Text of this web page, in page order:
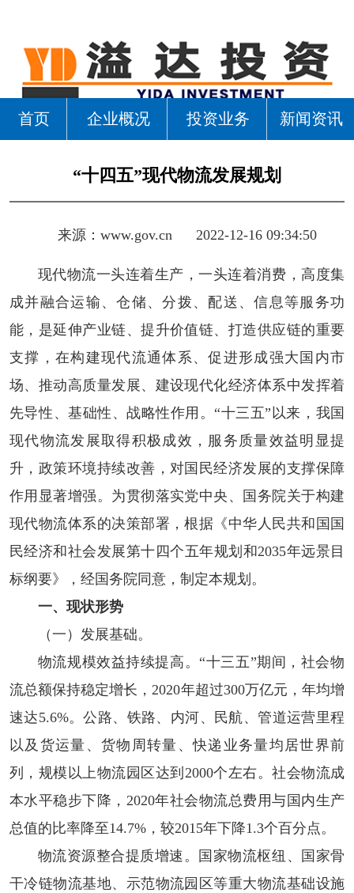
首页 企业概况 投资业务 新闻资讯
“十四五”现代物流发展规划
来源： www.gov.cn 2022-12-16 09:34:50
现代物流一头连着生产，一头连着消费，高度集
成并融合运输、仓储、分拨、配送、信息等服务功
能，是延伸产业链、提升价值链、打造供应链的重要
支撑，在构建现代流通体系、促进形成强大国内市
场、推动高质量发展、建设现代化经济体系中发挥着
先导性、基础性、战略性作用。“十三五”以来，我国
现代物流发展取得积极成效，服务质量效益明显提
升，政策环境持续改善，对国民经济发展的支撑保障
作用显著增强。为贯彻落实党中央、国务院关于构建
现代物流体系的决策部署，根据《中华人民共和国国
民经济和社会发展第十四个五年规划和2035年远景目
标纲要》，经国务院同意，制定本规划。
一、现状形势
（一）发展基础。
物流规模效益持续提高。 “十三五”期间，社会物
流总额保持稳定增长，2020年超过300万亿元，年均增
速达5.6%。公路、铁路、内河、民航、管道运营里程
以及货运量、货物周转量、快递业务量均居世界前
列，规模以上物流园区达到2000个左右。社会物流成
本水平稳步下降，2020年社会物流总费用与国内生产
总值的比率降至14.7%，较2015年下降1.3个百分点。
物流资源整合提质增速。
国家物流枢纽、国家骨
干冷链物流基地、示范物流园区等重大物流基础设施